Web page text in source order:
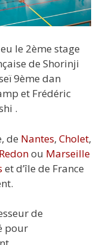
le 2ème stage
de Shorinji
9ème dan
et Frédéric
.
de Nantes, Cholet,
ou Marseille
et d’île de France
de
pour